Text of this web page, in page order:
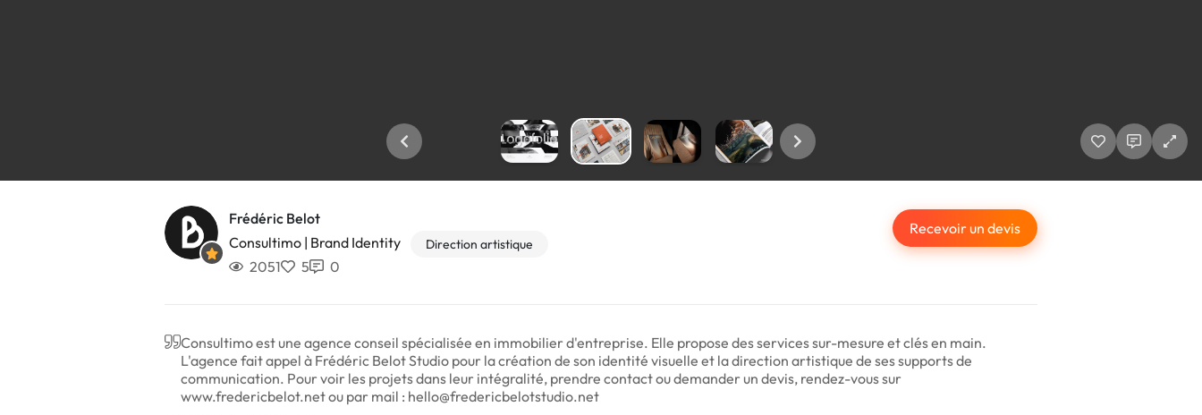
Frédéric Belot
Consultimo | Brand Identity
Direction artistique
2051 5 0
Recevoir un devis
Consultimo est une agence conseil spécialisée en immobilier d'entreprise. Elle propose des services sur-mesure et clés en main.
L'agence fait appel à Frédéric Belot Studio pour la création de son identité visuelle et la direction artistique de ses supports de
communication. Pour voir les projets dans leur intégralité, prendre contact ou demander un devis, rendez-vous sur
www.fredericbelot.net ou par mail : hello@fredericbelotstudio.net